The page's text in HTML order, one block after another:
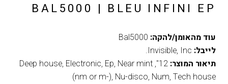
BAL5000 | BLEU INFINI EP
עוד מהאומן/להקה: Bal5000
לייבל: Invisible, Inc.
תיאור המוצר: 12"
,
Deep house, Electronic, Ep, Near mint
(nm or m-), Nu-disco, Num, Tech house